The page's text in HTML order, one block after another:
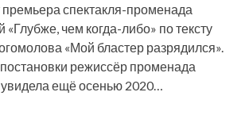
спектакля-променада
чем когда-либо» по тексту
«Мой бластер разрядился».
режиссёр променада
ещё осенью 2020…